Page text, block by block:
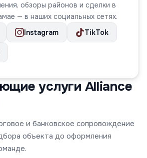
обзоры районов и сделки в
— в наших социальных сетях.
Instagram TikTok
услуги Alliance
и банковское сопровождение
объекта до оформления